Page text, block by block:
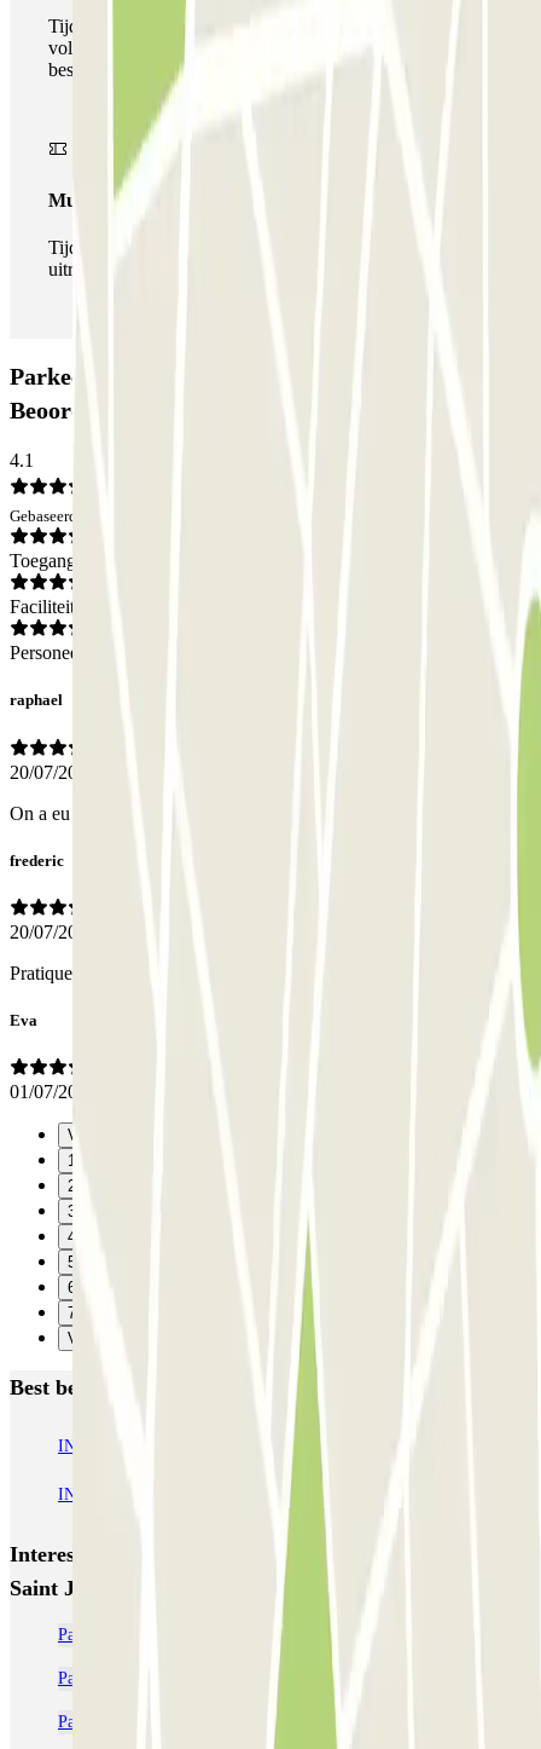
Tijdens uw verblijf kunt u gebruik maken van het
volledige netwerk van parkeergarages van deze operator,
beschikbaar bij Parclick.
Multipass
Tijdens je verblijf kun je de parkeerplaats zo vaak in- en
uitrijden als je wilt.
Parkeergarage INDIGO Saint Jean Baptiste:
Beoordelingen
4.1
Gebaseerd op 21 meningen
Toegang
Faciliteiten
Personeel
raphael
20/07/2025
On a eu du mal à trouver l'entrée piéton au retour au parking.
frederic
20/07/2025
Pratique et instructions parfaites?
Eva
01/07/2025
Vorige
1
2
3
4
5
6
7
Verzenden
Best beoordeelde parkeergarages in Neuilly-sur-Seine
INDIGO Inkermann INDIGO Madrid
INDIGO Neuilly Sur Seine Parmentier
Interessante plaatsen en evenementen dichtbij INDIGO
Saint Jean Baptiste
Parkeren dicht bij Porte Maillot + Palais des Congrès in Parijs
Parkeergarages in de buurt van Palais des Congrès
Parkeren bij Porte Dauphine